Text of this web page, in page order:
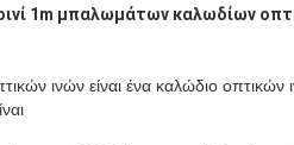
1m μπαλωμάτων καλωδίων
ινών είναι ένα καλώδιο